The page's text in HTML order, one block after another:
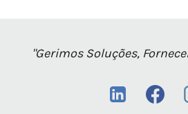
"Gerimos Soluções,